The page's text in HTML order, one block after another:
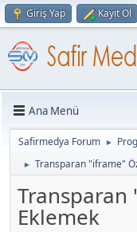
Giriş Yap Kayıt Ol
Ana Menü
Safirmedya Forum ►
► Transparan "iframe"
Eklemek